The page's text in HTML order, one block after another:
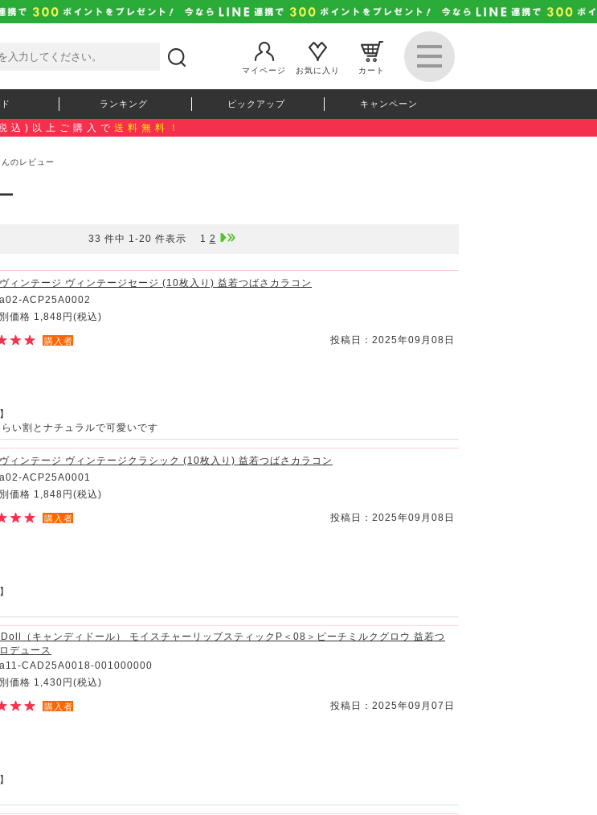
マイページ
お気に入り カート
ランキング ピックアップ キャンペーン
)以上ご購入で 送料無料！
のレビュー
33 件中 1-20 件表示 1 2
ィンテージ ヴィンテージセージ (10枚入り) 益若つばさカラコン
ACP25A0002
価格 1,848円 (税込)
投稿日：2025年09月08日
購入者
い割とナチュラルで可愛いです
ィンテージ ヴィンテージクラシック (10枚入り) 益若つばさカラコン
ACP25A0001
価格 1,848円 (税込)
投稿日：2025年09月08日
購入者
（キャンディドール） モイスチャーリップスティックP＜08＞ピーチミルクグロウ 益若つ
デュース
CAD25A0018-001000000
価格 1,430円 (税込)
投稿日：2025年09月07日
購入者